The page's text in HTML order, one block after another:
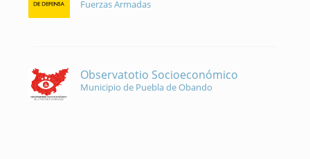
Fuerzas Armadas
Observatotio Socioeconómico
Municipio de Puebla de Obando